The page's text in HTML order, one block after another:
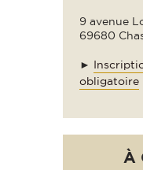
9 avenue
69680
►
obligatoire
À